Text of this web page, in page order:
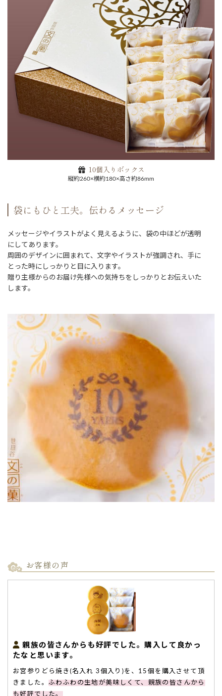
10個入りボックス
縦約260×横約180×高さ約86mm
袋にもひと工夫。伝わるメッセージ
メッセージやイラストがよく見えるように、袋の中ほどが透明
にしてあります。
周囲のデザインに囲まれて、文字やイラストが強調され、手に
とった時にしっかりと目に入ります。
贈り主様からのお届け先様への気持ちをしっかりとお伝えいた
します。
お客様の声
親族の皆さんからも好評でした。購入して良かっ
たなと思います。
お宮参りどら焼き(名入れ 3個入り)を、15個を購入させて頂
きました。 ふわふわの生地が美味しくて、親族の皆さんから
も好評でした。